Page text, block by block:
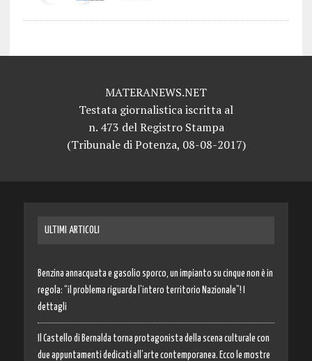
MATERANEWS.NET
Testata giornalistica iscritta al
n. 473 del Registro Stampa
(Tribunale di Potenza, 08-08-2017)
ULTIMI ARTICOLI
Benzina annacquata e gasolio sporco, un impianto su cinque non è in
regola: “il problema riguarda l’intero territorio Nazionale”! I
dettagli
Il Castello di Bernalda torna protagonista della scena culturale con
due appuntamenti dedicati all’arte contemporanea. Ecco le mostre